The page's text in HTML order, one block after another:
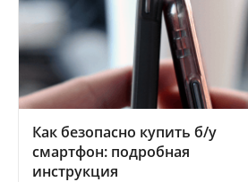
Как безопасно купить б/у
смартфон: подробная
инструкция